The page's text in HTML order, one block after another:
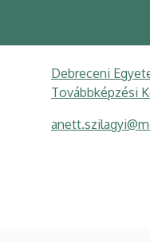
Debreceni
Továbbképzési